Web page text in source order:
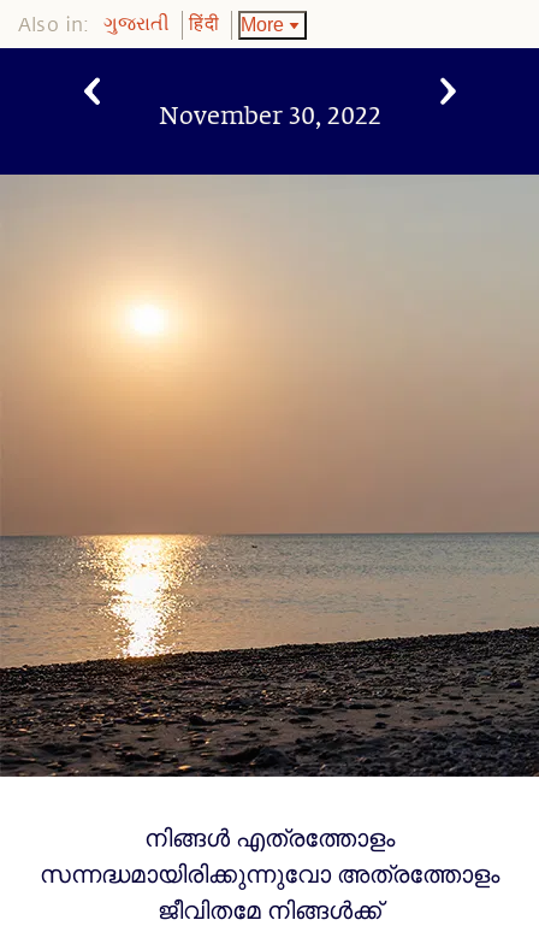
Also in: ગુજરાતી हिंदी More
November 30, 2022
നിങ്ങൾ എത്രത്തോളം
സന്നദ്ധമായിരിക്കുന്നുവോ അത്രത്തോളം
ജീവിതമേ നിങ്ങൾക്ക്